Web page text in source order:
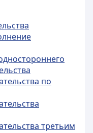
по
третьим